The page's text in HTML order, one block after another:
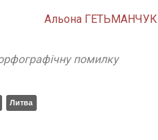
Альона ГЕТЬМАНЧУК
помилку
Литва